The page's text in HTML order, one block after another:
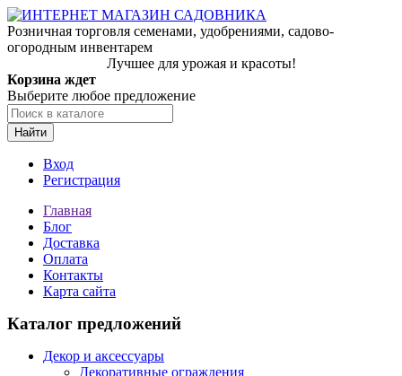
Розничная торговля семенами, удобрениями, садово-
огородным инвентарем
Лучшее для урожая и красоты!
Корзина ждет
Выберите любое предложение
Найти
Вход
Регистрация
Главная
Блог
Доставка
Оплата
Контакты
Карта сайта
Каталог предложений
Декор и аксессуары
Декоративные ограждения